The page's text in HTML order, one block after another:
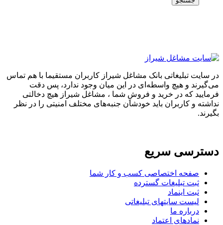
در سایت تبلیغاتی بانک مشاغل شیراز کاربران مستقیما با هم تماس
می‌گیرند و هیچ واسطه‌ای در این میان وجود ندارد، پس دقت
فرمایید که در خرید و فروشِ شما ، مشاغل شیراز هیچ دخالتی
نداشته و کاربران باید خودشان جنبه‌های مختلف امنیتی را در نظر
بگیرند.
دسترسی سریع
صفحه اختصاصی کسب و کار شما
ثبت تبلیغات گسترده
ثبت اینماد
لیست سایتهای تبلیغاتی
درباره ما
نمادهای اعتماد